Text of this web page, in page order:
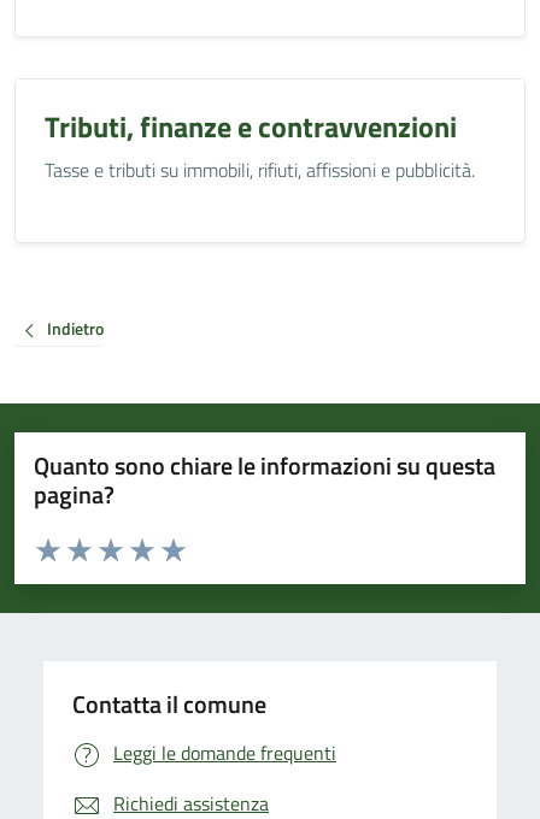
Tributi, finanze e contravvenzioni
Tasse e tributi su immobili, rifiuti, affissioni e pubblicità.
Indietro
Quanto sono chiare le informazioni su questa
pagina?
Valuta da 1 a 5 stelle la pagina
Valuta 5 stelle su 5
Valuta 4 stelle su 5
Valuta 3 stelle su 5
Valuta 2 stelle su 5
Valuta 1 stelle su 5
Contatta il comune
Leggi le domande frequenti
Richiedi assistenza